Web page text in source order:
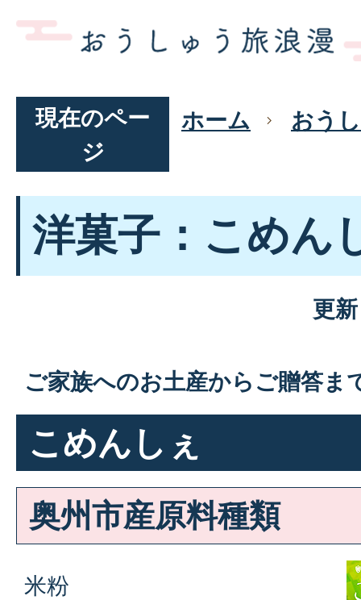
現在のペー
ジ
ホーム おう
洋菓子：こめん
更
ご家族へのお土産からご贈答ま
こめんしぇ
奥州市産原料種類
米粉